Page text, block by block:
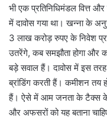
भी एक प्रतिनिधिमंडल वित्त
में दावोस गया था। खन्ना के
3 लाख करोड़ रुपए के निवेश
उतरेंगे, कब समझौता होगा और
बड़े सवाल हैं। दावोस में इस
ब्रांडिंग करती हैं। कमीशन तय
हैं। ऐसे में आम जनता के टैक्स के
और अफसरों को यह बताना